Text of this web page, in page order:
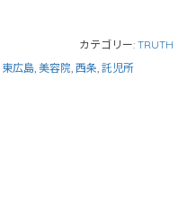
カテゴリー: TRUTH
東広島, 美容院, 西条, 託児所